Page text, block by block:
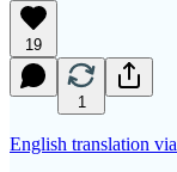
19
1
English translation